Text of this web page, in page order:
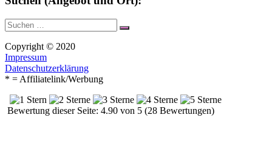
Suche
nach:
Suchen
Copyright © 2020
Impressum
Datenschutzerklärung
* = Affiliatelink/Werbung
Bewertung dieser Seite: 4.90 von 5 (28 Bewertungen)